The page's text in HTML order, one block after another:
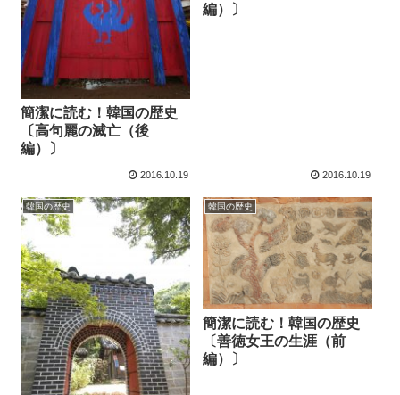
簡潔に読む！韓国の歴史
〔高句麗の滅亡（後
編）〕
2016.10.19
編）〕
2016.10.19
韓国の歴史 韓国の歴史
簡潔に読む！韓国の歴史
〔善徳女王の生涯（前
編）〕